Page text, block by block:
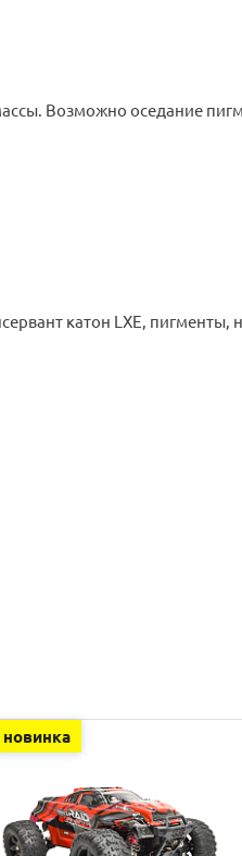
Возможно оседание
катон LXE, пигменты,
новинка